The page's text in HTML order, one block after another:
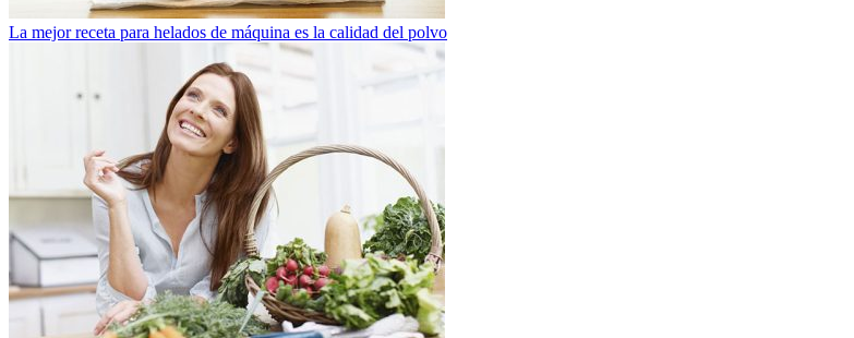
La mejor receta para helados de máquina es la calidad del polvo